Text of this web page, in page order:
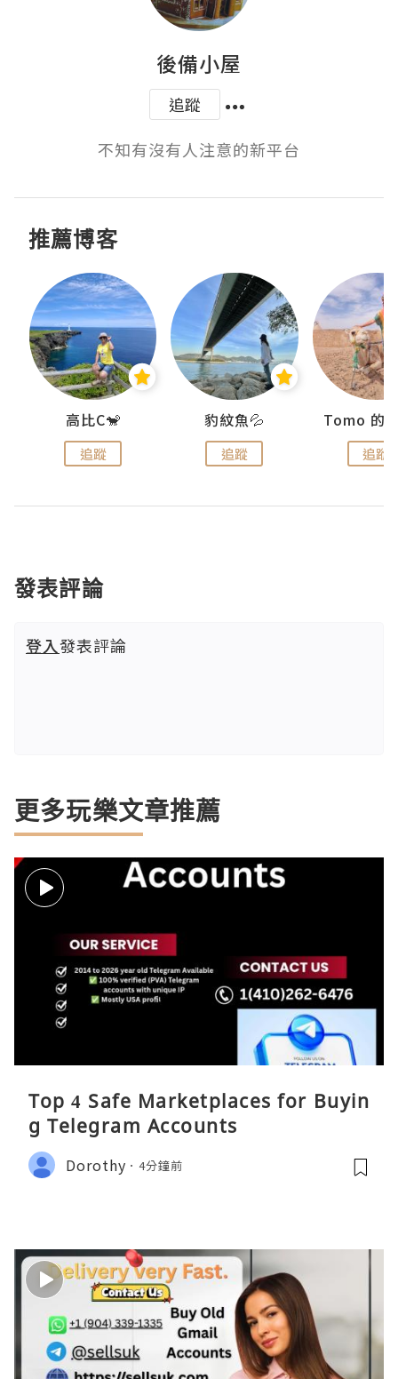
後備小屋
追蹤
不知有沒有人注意的新平台
推薦博客
高比C🐒
追蹤
豹紋魚💦
追蹤 追蹤
發表評論
登入發表評論
更多玩樂文章推薦
Top 4 Safe Marketplaces for Buyin
g Telegram Accounts
Dorothy 4分鐘前